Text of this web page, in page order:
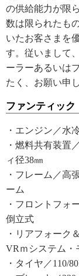
の供給能力が限
数は限られたも
いたお客さまを
す。従いまして
ーラーあるいは
たく、お願い申
ファンティック
・エンジン／水
・燃料共有装置
ィ径38㎜
・フレーム／高
ーム
・フロントフォ
倒立式
・リアフォーク
VRｍシステム・
・タイヤ／110/